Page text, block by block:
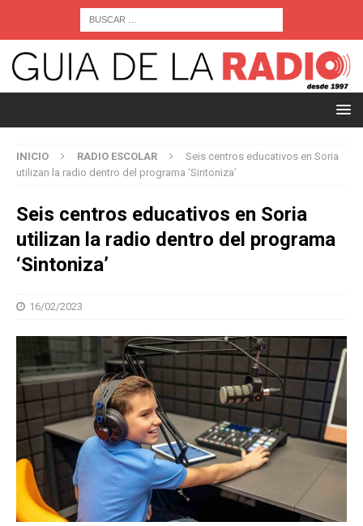
INICIO RADIO ESCOLAR
Seis centros educativos en Soria
utilizan la radio dentro del programa ‘Sintoniza’
Seis centros educativos en Soria
utilizan la radio dentro del programa
‘Sintoniza’
16/02/2023